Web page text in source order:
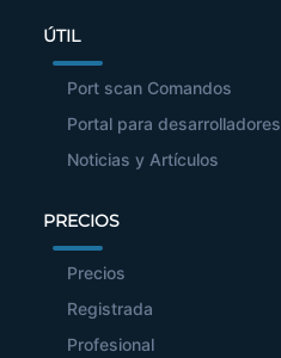
ÚTIL
Port scan Comandos
Portal para desarrolladores
Noticias y Artículos
PRECIOS
Precios
Registrada
Profesional